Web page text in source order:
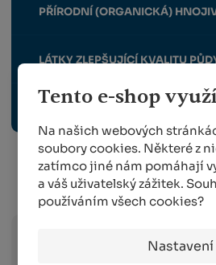
Tento e-shop
Na našich webových
soubory cookies. Některé z
zatímco jiné nám pomáhají
a váš uživatelský zážitek.
používáním všech cookies?
Nastavení
PŘÍRODNÍ (ORGANICKÁ)
LÁTKY ZLEPŠUJÍCÍ KVALITU
EKOLOGICKÉ ČIŠTĚNÍ VODY A
Info o přepravě:
skladem